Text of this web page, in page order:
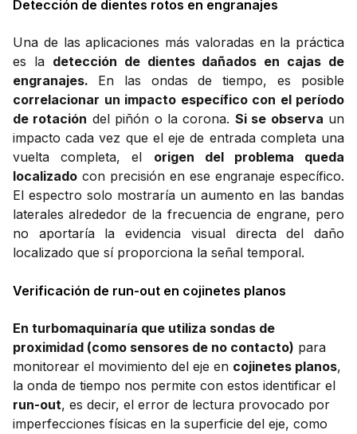
Detección de dientes rotos en engranajes
Una de las aplicaciones más valoradas en la práctica
es la detección de dientes dañados en cajas de
engranajes. En las ondas de tiempo, es posible
correlacionar un impacto específico con el período
de rotación del piñón o la corona. Si se observa un
impacto cada vez que el eje de entrada completa una
vuelta completa, el origen del problema queda
localizado con precisión en ese engranaje específico.
El espectro solo mostraría un aumento en las bandas
laterales alrededor de la frecuencia de engrane, pero
no aportaría la evidencia visual directa del daño
localizado que sí proporciona la señal temporal.
Verificación de run-out en cojinetes planos
En turbomaquinaría que utiliza sondas de
proximidad (como sensores de no contacto) para
monitorear el movimiento del eje en cojinetes planos,
la onda de tiempo nos permite con estos identificar el
run-out, es decir, el error de lectura provocado por
imperfecciones físicas en la superficie del eje, como